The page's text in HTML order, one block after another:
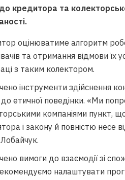
кредитора та
оцінюватиме алгоритм
та отримання відмови їх
з таким колектором.
інструменти здійснення
етичної поведінки. «Ми
компаніями пункт,
і закону й повністю несе
вимоги до взаємодії зі
налаштувати